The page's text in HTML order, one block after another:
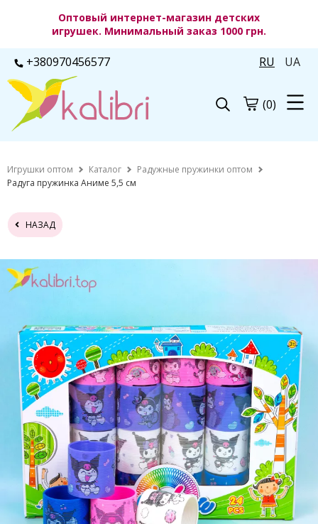
Оптовый интернет-магазин детских
игрушек. Минимальный заказ 1000 грн.
+380970456577 RU UA
(0)
Игрушки оптом Каталог
Радужные пружинки оптом
Радуга пружинка Аниме 5,5 см
НАЗАД